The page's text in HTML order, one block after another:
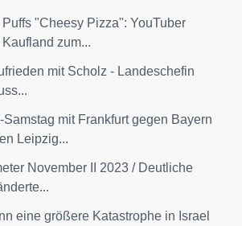
"Cheesy Pizza": YouTuber
zum...
mit Scholz - Landeschefin
mit Frankfurt gegen Bayern
Leipzig...
November II 2023 / Deutliche
eine größere Katastrophe in Israel